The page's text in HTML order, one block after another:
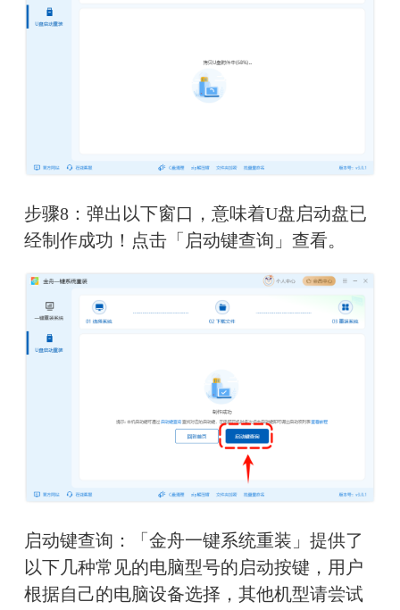
步骤8：弹出以下窗口，意味着U盘启动盘已
经制作成功！点击「启动键查询」查看。
启动键查询：「金舟一键系统重装」提供了
以下几种常见的电脑型号的启动按键，用户
根据自己的电脑设备选择，其他机型请尝试